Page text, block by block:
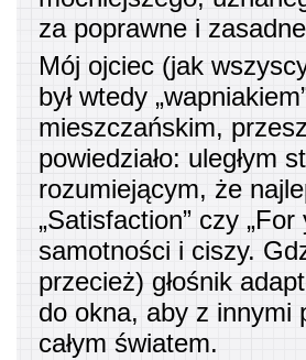
za poprawne i
Mój ojciec (jak
był wtedy
mieszczańskim,
powiedziało: uległym
rozumiejącym, że
„Satisfaction” czy
samotności i ciszy.
przecież) głośnik
do okna, aby z innymi
całym światem.